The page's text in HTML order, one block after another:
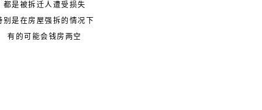
都是被拆迁人遭受损失
别是在房屋强拆的情况下
有的可能会钱房两空